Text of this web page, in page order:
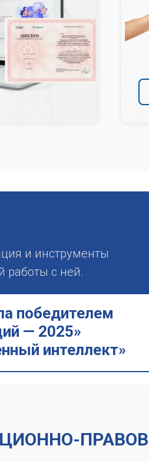
победителем
— 2025»
интеллект»
и инструменты
работы с ней.